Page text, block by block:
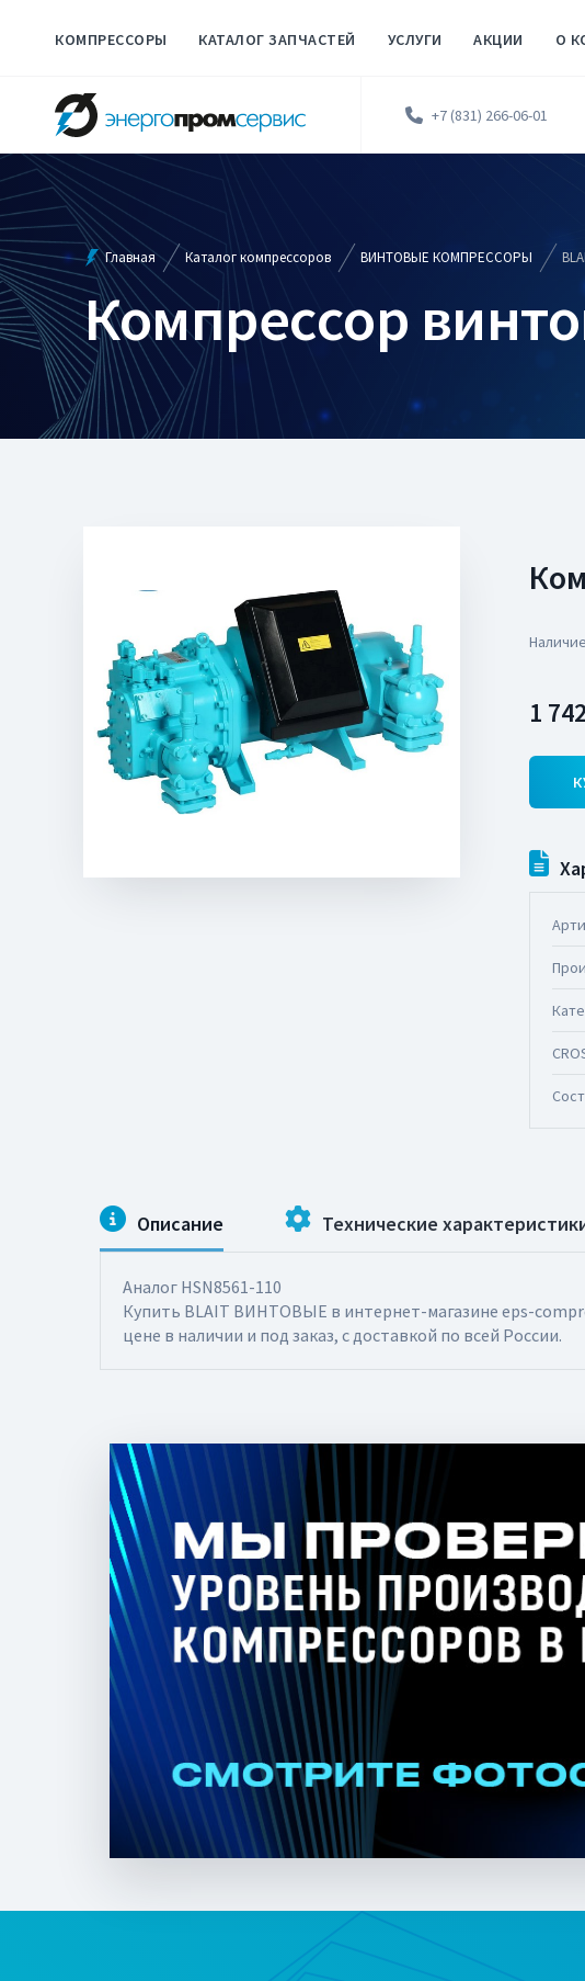
КОМПРЕССОРЫ КАТАЛОГ ЗАПЧАСТЕЙ УСЛУГИ АКЦИИ О
+7 (831) 266-06-01
Главная Каталог компрессоров ВИНТОВЫЕ КОМПРЕССОРЫ
Компрессор
1
Описание Технические
Аналог HSN8561-110
Купить BLAIT ВИНТОВЫЕ в интернет-магазине eps-
цене в наличии и под заказ, с доставкой по всей России.